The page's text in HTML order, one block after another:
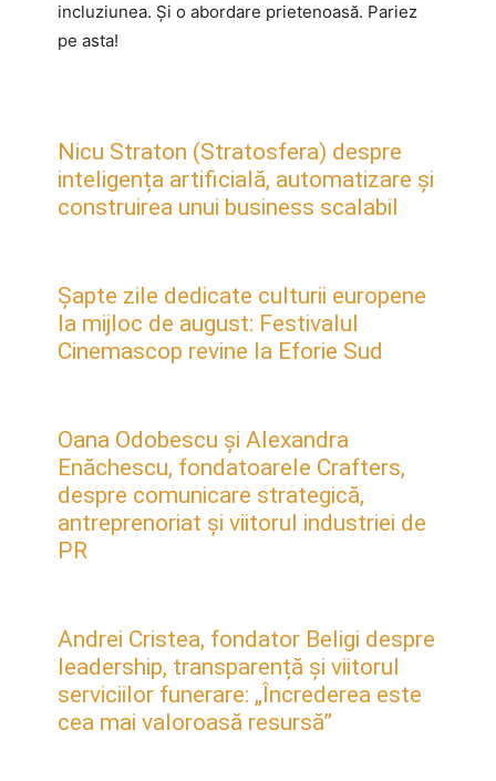
incluziunea. Și o abordare prietenoasă. Pariez
pe asta!
Nicu Straton (Stratosfera) despre
inteligența artificială, automatizare și
construirea unui business scalabil
Șapte zile dedicate culturii europene
la mijloc de august: Festivalul
Cinemascop revine la Eforie Sud
Oana Odobescu și Alexandra
Enăchescu, fondatoarele Crafters,
despre comunicare strategică,
antreprenoriat și viitorul industriei de
PR
Andrei Cristea, fondator Beligi despre
leadership, transparență și viitorul
serviciilor funerare: „Încrederea este
cea mai valoroasă resursă”